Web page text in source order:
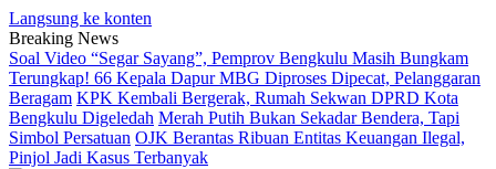
Langsung ke konten
Breaking News
Soal Video “Segar Sayang”, Pemprov Bengkulu Masih Bungkam
Terungkap! 66 Kepala Dapur MBG Diproses Dipecat, Pelanggaran
Beragam KPK Kembali Bergerak, Rumah Sekwan DPRD Kota
Bengkulu Digeledah Merah Putih Bukan Sekadar Bendera, Tapi
Simbol Persatuan OJK Berantas Ribuan Entitas Keuangan Ilegal,
Pinjol Jadi Kasus Terbanyak